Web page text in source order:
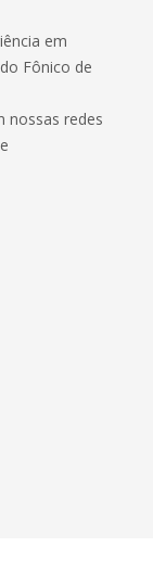
em
Fônico de
nossas redes